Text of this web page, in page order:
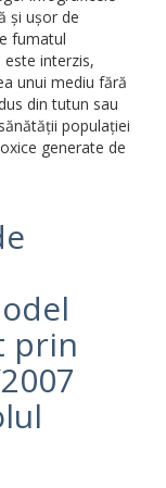
și ușor de
fumatul
interzis,
unui mediu fără
din tutun sau
populației
generate de
prin